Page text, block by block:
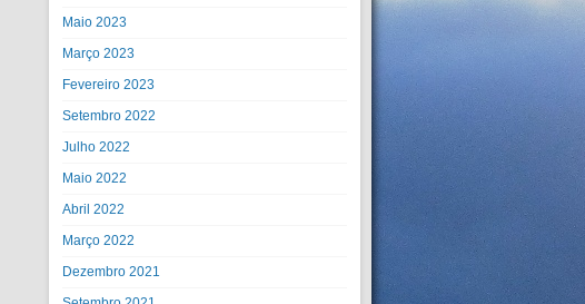
Maio 2023
Março 2023
Fevereiro 2023
Setembro 2022
Julho 2022
Maio 2022
Abril 2022
Março 2022
Dezembro 2021